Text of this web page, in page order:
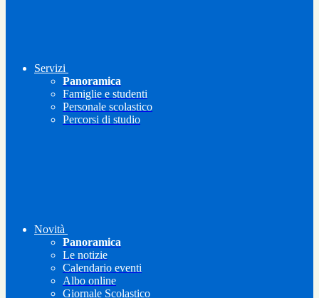
Servizi
Panoramica
Famiglie e studenti
Personale scolastico
Percorsi di studio
Novità
Panoramica
Le notizie
Calendario eventi
Albo online
Giornale Scolastico